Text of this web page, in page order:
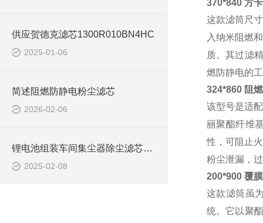
供应贺德克滤芯1300R010BN4HC
2025-01-06
简述阻燃防静电粉尘滤芯
2026-02-06
锂电池组装车间集尘器除尘滤芯应用
2025-02-08
370*840 方
这款滤筒尺
入纳米阻燃
质。其过滤
燃防静电的
324*860 阻
该型号是适
丽聚酯纤维
性，可阻止
粉尘泄漏，
200*900 覆
这款滤筒虽
统。它以聚